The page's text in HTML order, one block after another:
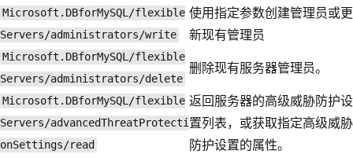
Microsoft.DBforMySQL/flexible
Servers/administrators/write
使用指定参数创建管理员或更
新现有管理员
Microsoft.DBforMySQL/flexible
Servers/administrators/delete
删除现有服务器管理员。
Microsoft.DBforMySQL/flexible
Servers/advancedThreatProtecti
onSettings/read
返回服务器的高级威胁防护设
置列表，或获取指定高级威胁
防护设置的属性。